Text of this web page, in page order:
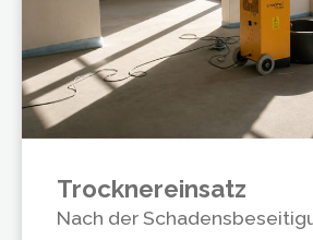
Trocknereinsatz
Nach der